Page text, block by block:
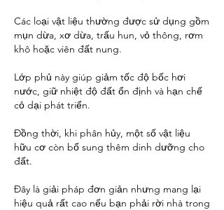
Các loại vật liệu thường được sử dụng gồm
mụn dừa, xơ dừa, trấu hun, vỏ thông, rơm
khô hoặc viên đất nung.
Lớp phủ này giúp giảm tốc độ bốc hơi
nước, giữ nhiệt độ đất ổn định và hạn chế
cỏ dại phát triển.
Đồng thời, khi phân hủy, một số vật liệu
hữu cơ còn bổ sung thêm dinh dưỡng cho
đất.
Đây là giải pháp đơn giản nhưng mang lại
hiệu quả rất cao nếu bạn phải rời nhà trong